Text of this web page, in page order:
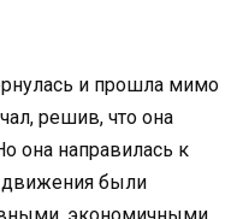
и прошла мимо
решив, что она
она направилась к
движения были